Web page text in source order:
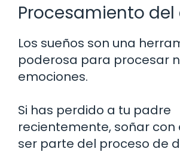
Procesamiento del
Los sueños son una
poderosa para procesar
emociones.
Si has perdido a tu padre
recientemente, soñar con
ser parte del proceso de